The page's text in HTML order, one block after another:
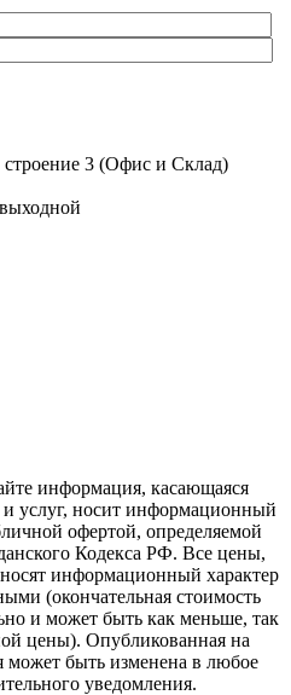
строение 3 (Офис и Склад)
информация, касающаяся
и услуг, носит информационный
офертой, определяемой
Кодекса РФ. Все цены,
информационный характер
(окончательная стоимость
и может быть как меньше, так
цены). Опубликованная на
может быть изменена в любое
уведомления.